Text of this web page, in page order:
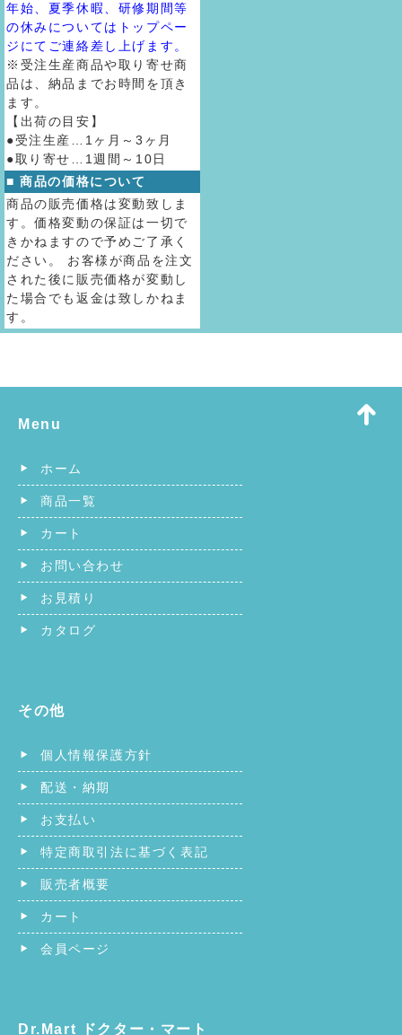
年始、夏季休暇、研修期間等
の休みについてはトップペー
ジにてご連絡差し上げます。
※受注生産商品や取り寄せ商
品は、納品までお時間を頂き
ます。
【出荷の目安】
●受注生産…1ヶ月～3ヶ月
●取り寄せ…1週間～10日
■ 商品の価格について
商品の販売価格は変動致しま
す。価格変動の保証は一切で
きかねますので予めご了承く
ださい。 お客様が商品を注文
された後に販売価格が変動し
た場合でも返金は致しかねま
す。
Menu
ホーム
商品一覧
カート
お問い合わせ
お見積り
カタログ
その他
個人情報保護方針
配送・納期
お支払い
特定商取引法に基づく表記
販売者概要
カート
会員ページ
Dr.Mart ドクター・マート